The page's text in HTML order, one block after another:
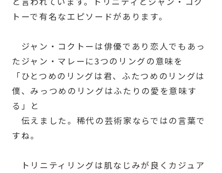
トーで有名なエピソードがあります。
ジャン・コクトーは俳優であり恋人でもあっ
たジャン・マレーに3つのリングの意味を
「ひとつめのリングは君、ふたつめのリングは
僕、みっつめのリングはふたりの愛を意味す
る」と
伝えました。稀代の芸術家ならではの言葉で
すね。
トリニティリングは肌なじみが良くカジュア